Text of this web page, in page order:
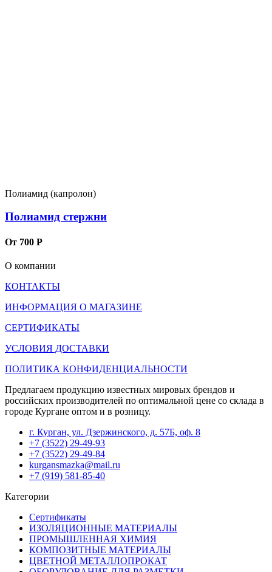
Полиамид (капролон)
Полиамид стержни
От 700 Р
О компании
КОНТАКТЫ
ИНФОРМАЦИЯ О МАГАЗИНЕ
СЕРТИФИКАТЫ
УСЛОВИЯ ДОСТАВКИ
ПОЛИТИКА КОНФИДЕНЦИАЛЬНОСТИ
Предлагаем продукцию известных мировых брендов и
российских производителей по оптимальной цене со склада в
городе Кургане оптом и в розницу.
г. Курган, ул. Дзержинского, д. 57Б, оф. 8
+7 (3522) 29-49-93
+7 (3522) 29-49-84
kurgansmazka@mail.ru
+7 (919) 581-85-40
Категории
Сертификаты
ИЗОЛЯЦИОННЫЕ МАТЕРИАЛЫ
ПРОМЫШЛЕННАЯ ХИМИЯ
КОМПОЗИТНЫЕ МАТЕРИАЛЫ
ЦВЕТНОЙ МЕТАЛЛОПРОКАТ